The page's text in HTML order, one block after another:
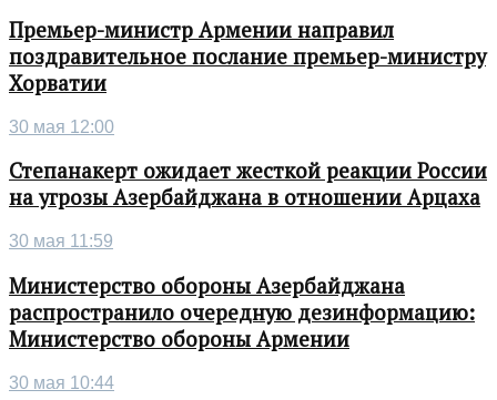
Премьер-министр Армении направил
поздравительное послание премьер-министру
Хорватии
30 мая 12:00
Степанакерт ожидает жесткой реакции России
на угрозы Азербайджана в отношении Арцаха
30 мая 11:59
Министерство обороны Азербайджана
распространило очередную дезинформацию:
Министерство обороны Армении
30 мая 10:44